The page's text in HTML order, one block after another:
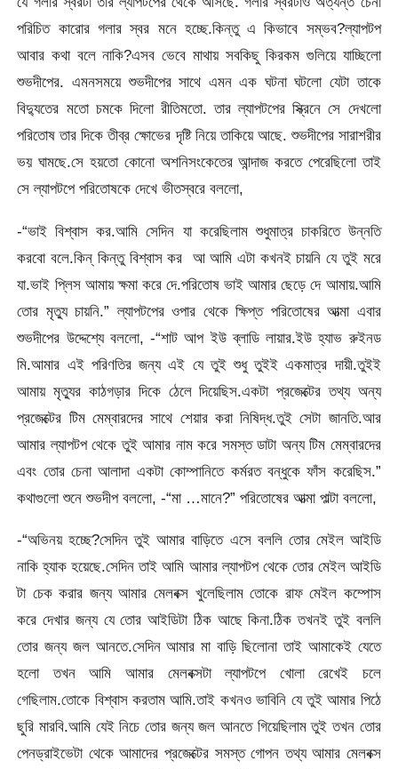
পরিচিত কারোর গলার স্বর মনে হচ্ছে.কিন্তু এ কিভাবে সম্ভব?ল্যাপটপ
আবার কথা বলে নাকি?এসব ভেবে মাথায় সবকিছু কিরকম গুলিয়ে যাচ্ছিলো
শুভদীপের. এমনসময়ে শুভদীপের সাথে এমন এক ঘটনা ঘটলো যেটা তাকে
বিদ্যুতের মতো চমকে দিলো রীতিমতো. তার ল্যাপটপের স্ক্রিনে সে দেখলো
পরিতোষ তার দিকে তীব্র ক্ষোভের দৃষ্টি নিয়ে তাকিয়ে আছে. শুভদীপের সারাশরীর
ভয় ঘামছে.সে হয়তো কোনো অশনিসংকেতের আন্দাজ করতে পেরেছিলো তাই
সে ল্যাপটপে পরিতোষকে দেখে ভীতস্বরে বললো,
-“ভাই বিশ্বাস কর.আমি সেদিন যা করেছিলাম শুধুমাত্র চাকরিতে উন্নতি
করবো বলে.কিন্ কিন্তু বিশ্বাস কর আ আমি এটা কখনই চায়নি যে তুই মরে
যা.ভাই প্লিস আমায় ক্ষমা করে দে.পরিতোষ ভাই আমার ছেড়ে দে আমায়.আমি
তোর মৃত্যু চায়নি.” ল্যাপটপের ওপার থেকে ক্ষিপ্ত পরিতোষের আত্মা এবার
শুভদীপের উদ্দেশ্যে বললো, -“শাট আপ ইউ ব্লাডি লায়ার.ইউ হ্যাভ রুইনড
মি.আমার এই পরিণতির জন্য এই যে তুই শুধু তুইই একমাত্র দায়ী.তুইই
আমায় মৃত্যুর কাঠগড়ার দিকে ঠেলে দিয়েছিস.একটা প্রজেক্টের তথ্য অন্য
প্রজেক্টের টিম মেম্বারদের সাথে শেয়ার করা নিষিদ্ধ.তুই সেটা জানতি.আর
আমার ল্যাপটপ থেকে তুই আমার নাম করে সমস্ত ডাটা অন্য টিম মেম্বারদের
এবং তোর চেনা আলাদা একটা কোম্পানিতে কর্মরত বন্ধুকে ফাঁস করেছিস.”
কথাগুলো শুনে শুভদীপ বললো, -“মা …মানে?” পরিতোষের আত্মা পাল্টা বললো,
-“অভিনয় হচ্ছে?সেদিন তুই আমার বাড়িতে এসে বললি তোর মেইল আইডি
নাকি হ্যাক হয়েছে.সেদিন তাই আমি আমার ল্যাপটপ থেকে তোর মেইল আইডি
টা চেক করার জন্য আমার মেলবক্স খুলেছিলাম তোকে রাফ মেইল কম্পোস
করে দেখার জন্য যে তোর আইডিটা ঠিক আছে কিনা.ঠিক তখনই তুই বললি
তোর জন্য জল আনতে.সেদিন আমার মা বাড়ি ছিলোনা তাই আমাকেই যেতে
হলো তখন আমি আমার মেলবক্সটা ল্যাপটপে খোলা রেখেই চলে
গেছিলাম.তোকে বিশ্বাস করতাম আমি.তাই কখনও ভাবিনি যে তুই আমার পিঠে
ছুরি মারবি.আমি যেই নিচে তোর জন্য জল আনতে গিয়েছিলাম তুই তখন তোর
পেনড্রাইভেটা থেকে আমাদের প্রজেক্টের সমস্ত গোপন তথ্য আমার মেলবক্স